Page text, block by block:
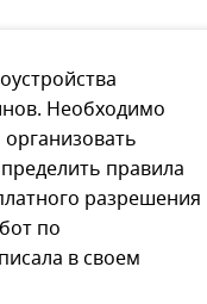
Необходимо
правила
разрешения
по
в своем